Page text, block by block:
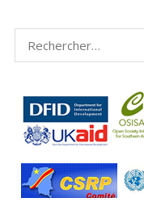
Rechercher :